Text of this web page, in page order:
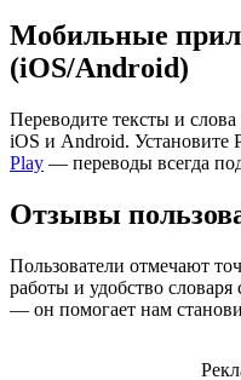
Мобильные
(iOS/Android)
Переводите тексты и слова
iOS и Android. Установите
Play — переводы всегда
Отзывы
Пользователи отмечают
работы и удобство
— он помогает нам